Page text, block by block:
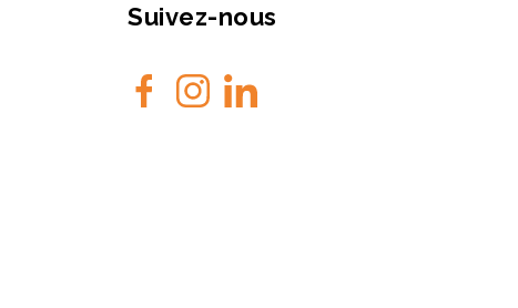
Suivez-nous